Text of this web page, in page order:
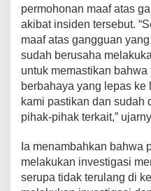
permohonan maaf atas
akibat insiden tersebut.
maaf atas gangguan
sudah berusaha
untuk memastikan
berbahaya yang lepas
kami pastikan dan sudah
pihak-pihak terkait,”
Ia menambahkan bahwa
melakukan investigasi
serupa tidak terulang di